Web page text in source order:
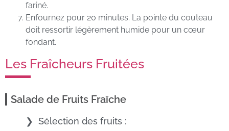
fariné.
Enfournez pour 20 minutes. La pointe du couteau
doit ressortir légèrement humide pour un cœur
fondant.
Les Fraîcheurs Fruitées
Salade de Fruits Fraîche
Sélection des fruits :